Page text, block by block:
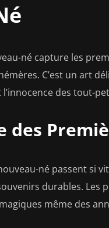
né capture les
C’est un art
des tout-
des
né passent si
durables.
même des